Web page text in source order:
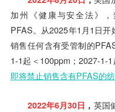
加州《健康与安全法》
PFAS。从2025年1月1日开
销售任何含有受管制的
1-1起＜100ppm；2027-1-
即将禁止销售含有PFAS的
2022年6月30日 ， 英国